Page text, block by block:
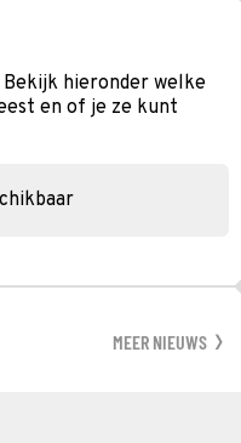
hieronder welke
en of je ze kunt
MEER NIEUWS